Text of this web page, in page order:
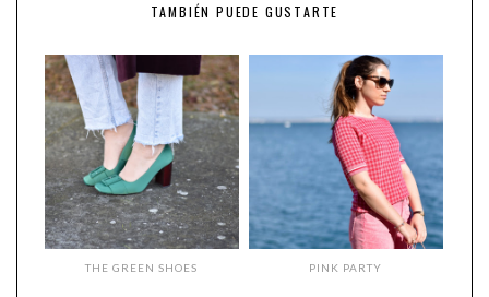
TAMBIÉN PUEDE GUSTARTE
THE GREEN SHOES PINK PARTY